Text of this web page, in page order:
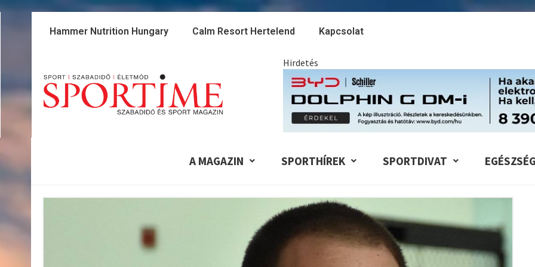
Skip
Hammer Nutrition Hungary Calm Resort Hertelend Kapcsolat
Hirdetés
A MAGAZIN SPORTHÍREK SPORTDIVAT EGÉSZSÉG